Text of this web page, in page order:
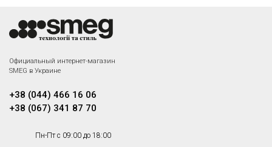
Официальный интернет-магазин
SMEG в Украине
+38 (044) 466 16 06
+38 (067) 341 87 70
Пн-Пт с 09:00 до 18:00